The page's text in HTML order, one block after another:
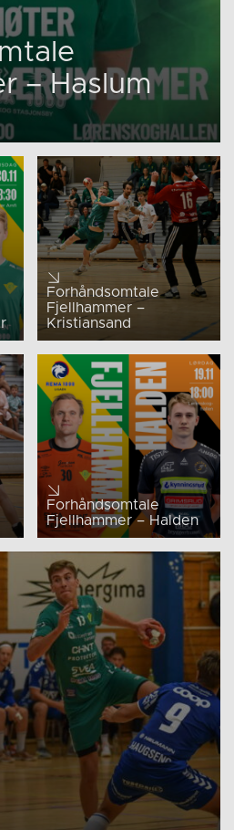
– Haslum
Forhåndsomtale
Fjellhammer –
Kristiansand
Forhåndsomtale
Fjellhammer – Halden